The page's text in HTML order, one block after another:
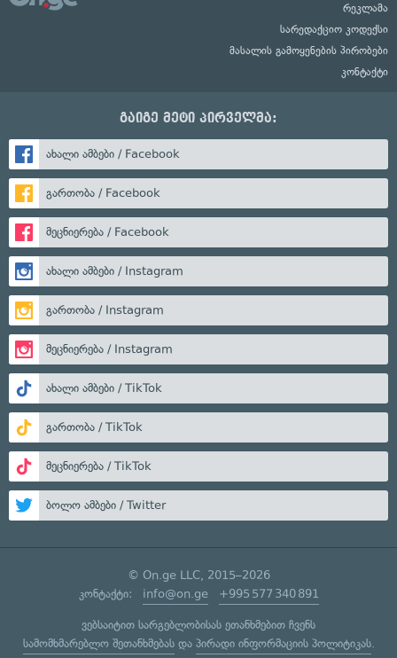
რეკლამა
სარედაქციო კოდექსი
მასალის გამოყენების პირობები
კონტაქტი
გაიგე მეტი პირველმა:
ახალი ამბები / Facebook
გართობა / Facebook
მეცნიერება / Facebook
ახალი ამბები / Instagram
გართობა / Instagram
მეცნიერება / Instagram
ახალი ამბები / TikTok
გართობა / TikTok
მეცნიერება / TikTok
ბოლო ამბები / Twitter
© On.ge LLC, 2015–2026
კონტაქტი: info@on.ge +995 577 340 891
ვებსაიტით სარგებლობისას ეთანხმებით ჩვენს
სამომხმარებლო შეთანხმებასდა პირადი ინფორმაციის პოლიტიკას.